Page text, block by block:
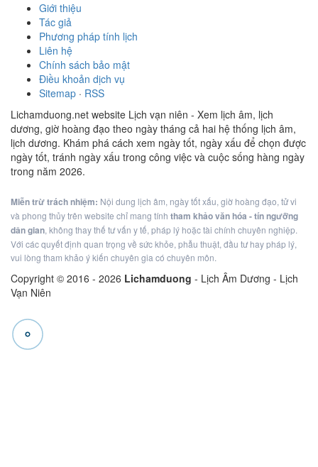
Giới thiệu
Tác giả
Phương pháp tính lịch
Liên hệ
Chính sách bảo mật
Điều khoản dịch vụ
Sitemap · RSS
Lichamduong.net website Lịch vạn niên - Xem lịch âm, lịch
dương, giờ hoàng đạo theo ngày tháng cả hai hệ thống lịch âm,
lịch dương. Khám phá cách xem ngày tốt, ngày xấu để chọn được
ngày tốt, tránh ngày xấu trong công việc và cuộc sống hàng ngày
trong năm 2026.
Miễn trừ trách nhiệm: Nội dung lịch âm, ngày tốt xấu, giờ hoàng đạo, tử vi
và phong thủy trên website chỉ mang tính tham khảo văn hóa - tín ngưỡng
dân gian, không thay thế tư vấn y tế, pháp lý hoặc tài chính chuyên nghiệp.
Với các quyết định quan trọng về sức khỏe, phẫu thuật, đầu tư hay pháp lý,
vui lòng tham khảo ý kiến chuyên gia có chuyên môn.
Copyright © 2016 - 2026 Lichamduong - Lịch Âm Dương - Lịch
Vạn Niên